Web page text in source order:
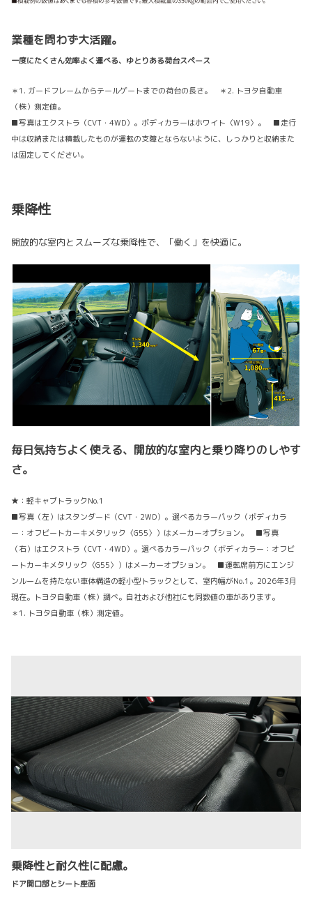
業種を問わず大活躍。
一度にたくさん効率よく運べる、ゆとりある荷台スペース
＊1. ガードフレームからテールゲートまでの荷台の長さ。 ＊2. トヨタ自動車
（株）測定値。
■写真はエクストラ（CVT・4WD）。ボディカラーはホワイト〈W19〉。 ■走行
中は収納または積載したものが運転の支障とならないように、しっかりと収納また
は固定してください。
乗降性
開放的な室内とスムーズな乗降性で、「働く」を快適に。
毎日気持ちよく使える、開放的な室内と乗り降りのしやす
さ。
★：軽キャブトラックNo.1
■写真（左）はスタンダード（CVT・2WD）。選べるカラーパック（ボディカラ
ー：オフビートカーキメタリック〈G55〉）はメーカーオプション。 ■写真
（右）はエクストラ（CVT・4WD）。選べるカラーパック（ボディカラー：オフビ
ートカーキメタリック〈G55〉）はメーカーオプション。 ■運転席前方にエンジ
ンルームを持たない車体構造の軽小型トラックとして、室内幅がNo.1。2026年3月
現在。トヨタ自動車（株）調べ。自社および他社にも同数値の車があります。
＊1. トヨタ自動車（株）測定値。
乗降性と耐久性に配慮。
ドア開口部とシート座面